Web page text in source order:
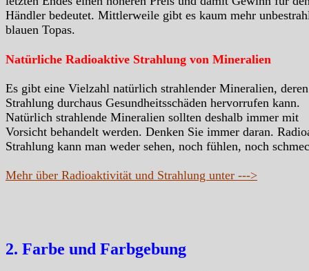
Händler bedeutet. Mittlerweile gibt es kaum mehr
blauen Topas.
Natürliche Radioaktive Strahlung von Mineralien
Es gibt eine Vielzahl natürlich strahlender Mineralien, deren
Strahlung durchaus Gesundheitsschäden hervorrufen kann.
Natürlich strahlende Mineralien sollten deshalb immer mit
Vorsicht behandelt werden. Denken Sie immer daran.
Strahlung kann man weder sehen, noch fühlen, noch
Mehr über Radioaktivität und Strahlung unter --->
2. Farbe und Farbgebung